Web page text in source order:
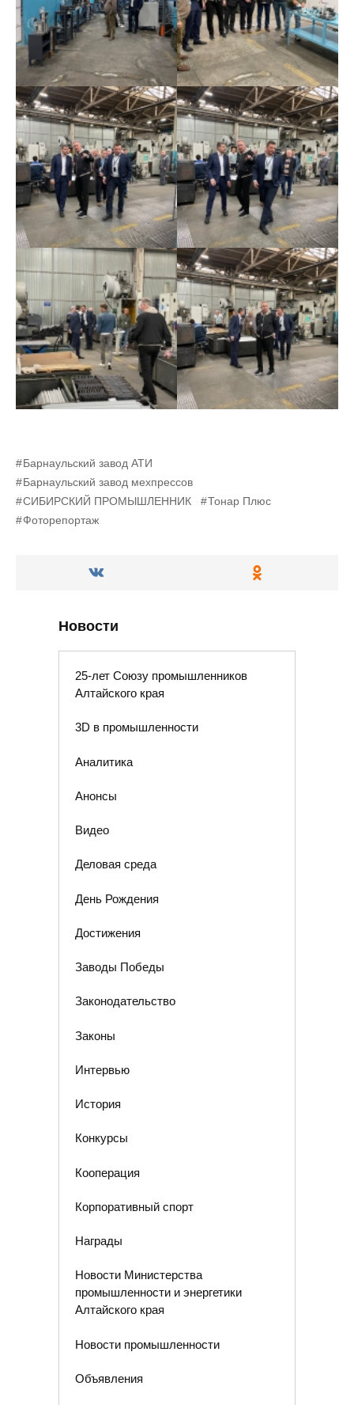
Барнаульский завод АТИ
Барнаульский завод мехпрессов
СИБИРСКИЙ ПРОМЫШЛЕННИК
Тонар Плюс
Фоторепортаж
Новости
25-лет Союзу промышленников
Алтайского края
3D в промышленности
Аналитика
Анонсы
Видео
Деловая среда
День Рождения
Достижения
Заводы Победы
Законодательство
Законы
Интервью
История
Конкурсы
Кооперация
Корпоративный спорт
Награды
Новости Министерства
промышленности и энергетики
Алтайского края
Новости промышленности
Объявления